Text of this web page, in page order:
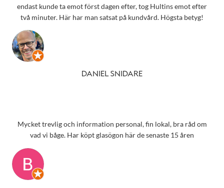
endast kunde ta emot först dagen efter, tog Hultins emot efter
två minuter. Här har man satsat på kundvård. Högsta betyg!
DANIEL SNIDARE
Mycket trevlig och information personal, fin lokal, bra råd om
vad vi båge. Har köpt glasögon här de senaste 15 åren